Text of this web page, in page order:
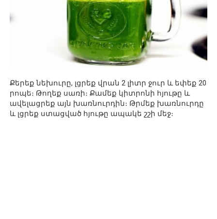
Քերեք նեխուրը, լցրեք վրան 2 լիտր ջուր և եփեք 20
րոպե։ Թողեք սառի։ Քամեք կիտրոնի հյութը և
ավելացրեք այն խառնուրդին։ Թրմեք խառնուրդը
և լցրեք ստացված հյութը ապակե շշի մեջ։